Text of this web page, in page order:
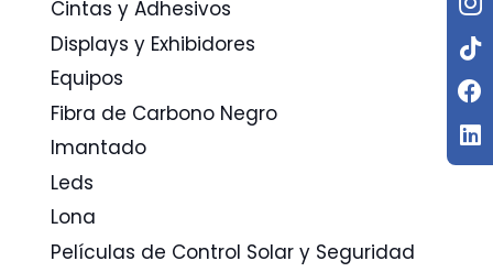
Cintas y Adhesivos
Displays y Exhibidores
Equipos
Fibra de Carbono Negro
Imantado
Leds
Lona
Películas de Control Solar y Seguridad